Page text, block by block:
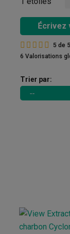
Écrivez
5 de 5
6 Valorisations
Trier par: